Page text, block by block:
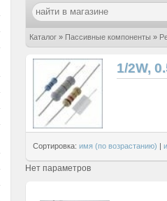
Каталог » Пассивные компоненты »
1/2W,
Сортировка: имя (по возрастанию) |
Нет параметров